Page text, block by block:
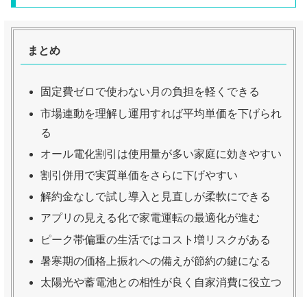
まとめ
固定費ゼロで使わない月の負担を軽くできる
市場連動を理解し運用すれば平均単価を下げられ
る
オール電化割引は使用量が多い家庭に効きやすい
割引併用で実質単価をさらに下げやすい
解約金なしで試し導入と見直しが柔軟にできる
アプリの見える化で家電運転の最適化が進む
ピーク帯偏重の生活ではコスト増リスクがある
暑寒期の価格上振れへの備えが節約の鍵になる
太陽光や蓄電池との相性が良く自家消費に役立つ